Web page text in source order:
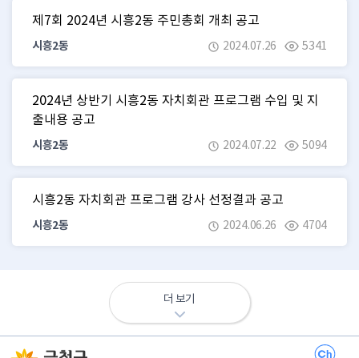
제7회 2024년 시흥2동 주민총회 개최 공고
시흥2동 2024.07.26 5341
2024년 상반기 시흥2동 자치회관 프로그램 수입 및 지
출내용 공고
시흥2동 2024.07.22 5094
시흥2동 자치회관 프로그램 강사 선정결과 공고
시흥2동 2024.06.26 4704
더 보기